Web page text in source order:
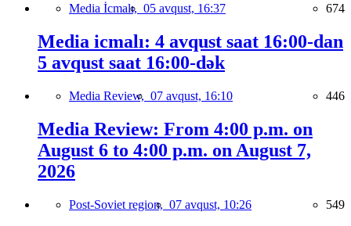
Media İcmalı, 05 avqust, 16:37 674
Media icmalı: 4 avqust saat 16:00-dan
5 avqust saat 16:00-dək
Media Review, 07 avqust, 16:10 446
Media Review: From 4:00 p.m. on
August 6 to 4:00 p.m. on August 7,
2026
Post-Soviet region, 07 avqust, 10:26 549